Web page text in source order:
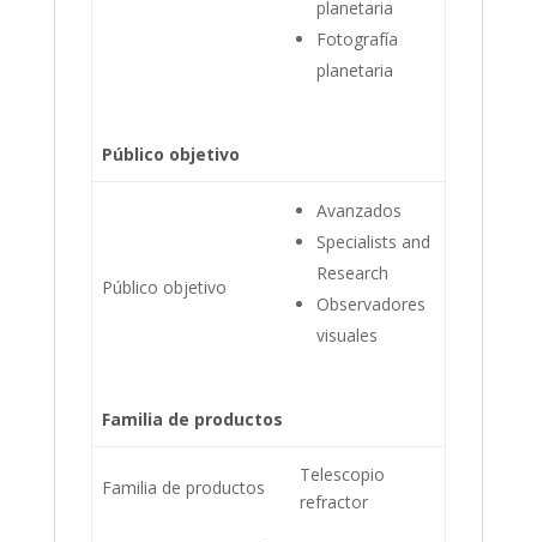
planetaria
Fotografía
planetaria
Público objetivo
Público objetivo
Avanzados
Specialists and
Research
Observadores
visuales
Familia de productos
Familia de productos
Telescopio
refractor